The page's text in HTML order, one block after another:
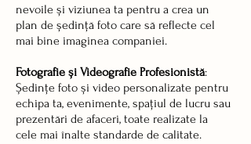
nevoile și viziunea ta pentru a crea un
plan de ședință foto care să reflecte cel
mai bine imaginea companiei.
Fotografie și Videografie Profesionistă:
Ședințe foto și video personalizate pentru
echipa ta, evenimente, spațiul de lucru sau
prezentări de afaceri, toate realizate la
cele mai înalte standarde de calitate.